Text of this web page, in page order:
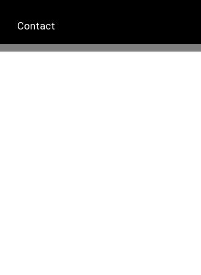
Contact